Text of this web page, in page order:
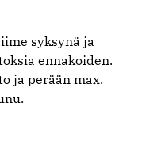
syksynä ja
ennakoiden.
ja perään max.